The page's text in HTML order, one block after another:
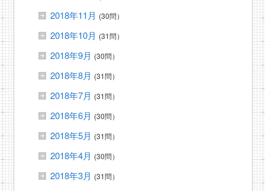
2018年11月 (30問）
2018年10月 (31問）
2018年9月 (30問）
2018年8月 (31問）
2018年7月 (31問）
2018年6月 (30問）
2018年5月 (31問）
2018年4月 (30問）
2018年3月 (31問）